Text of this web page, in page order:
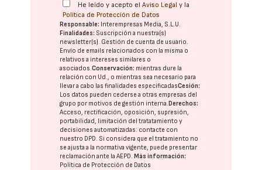
He leído y acepto elAviso Legal y la
Política de Protección de Datos
Responsable: Interempresas Media, S.L.U.
Finalidades: Suscripción a nuestra(s)
newsletter(s). Gestión de cuenta de usuario.
Envío de emails relacionados con la misma o
relativos a intereses similares o
asociados.Conservación: mientras dure la
relación con Ud., o mientras sea necesario para
llevar a cabo las finalidades especificadasCesión:
Los datos pueden cederse a otras empresas del
grupo por motivos de gestión interna. Derechos:
Acceso, rectificación, oposición, supresión,
portabilidad, limitación del tratatamiento y
decisiones automatizadas: contacte con
nuestro DPD. Si considera que el tratamiento no
se ajusta a la normativa vigente, puede presentar
reclamación ante laAEPD. Más información:
Política de Protección de Datos